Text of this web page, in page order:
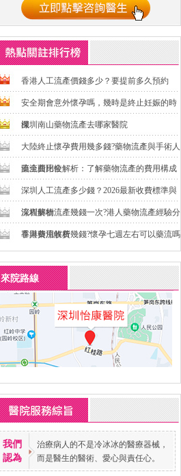
香港人工流產價錢多少？要提前多久預約
安全期會意外懷孕嗎，幾時是終止妊娠的時
機
深圳南山藥物流產去哪家醫院
大陸終止懷孕費用幾多錢?藥物流產與手術人
流全面比較
藥流費用全解析：了解藥物流產的費用構成
深圳人工流產多少錢？2026最新收費標準與
流程解析
深圳藥物流產幾錢一次?港人藥物流產經驗分
享與費用解析
香港藥流收費幾錢?懷孕七週左右可以藥流嗎
來院路線
我們
認為
治療病人的不是冷冰冰的醫療器械，
而是醫生的醫術、愛心與責任心。